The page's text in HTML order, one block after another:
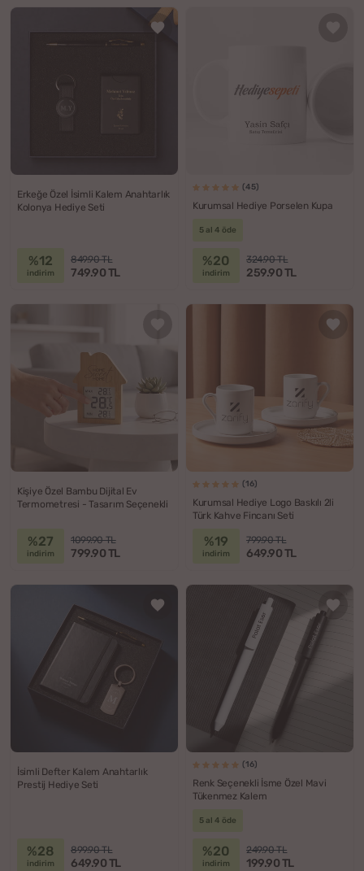
Erkeğe Özel İsimli Kalem Anahtarlık
Kolonya Hediye Seti
%12
indirim
849.90 TL
749.90 TL
(45)
Kurumsal Hediye Porselen Kupa
5 al 4 öde
%20
indirim
324.90 TL
259.90 TL
Kişiye Özel Bambu Dijital Ev
Termometresi - Tasarım Seçenekli
%27
indirim
1099.90 TL
799.90 TL
(16)
Kurumsal Hediye Logo Baskılı 2li
Türk Kahve Fincanı Seti
%19
indirim
799.90 TL
649.90 TL
İsimli Defter Kalem Anahtarlık
Prestij Hediye Seti
%28
indirim
899.90 TL
649.90 TL
(16)
Renk Seçenekli İsme Özel Mavi
Tükenmez Kalem
5 al 4 öde
%20
indirim
249.90 TL
199.90 TL